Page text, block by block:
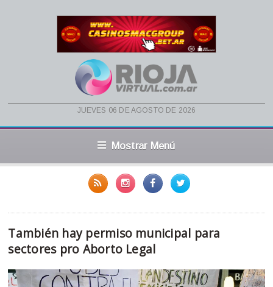
jueves 06 de agosto de 2026
Mostrar Menú
También hay permiso municipal para
sectores pro Aborto Legal